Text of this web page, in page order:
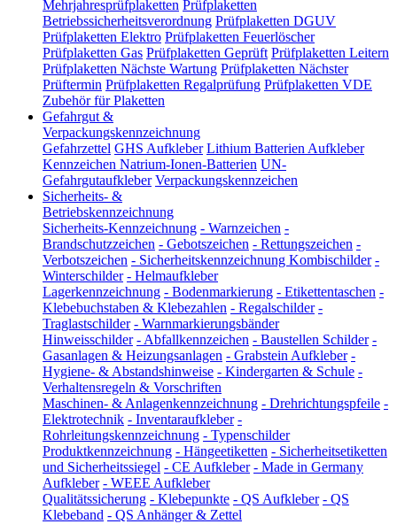
Mehrjahresprüfplaketten Prüfplaketten
Betriebssicherheitsverordnung Prüfplaketten DGUV
Prüfplaketten Elektro Prüfplaketten Feuerlöscher
Prüfplaketten Gas Prüfplaketten Geprüft Prüfplaketten Leitern
Prüfplaketten Nächste Wartung Prüfplaketten Nächster
Prüftermin Prüfplaketten Regalprüfung Prüfplaketten VDE
Zubehör für Plaketten
Gefahrgut &
Verpackungskennzeichnung
Gefahrzettel GHS Aufkleber Lithium Batterien Aufkleber
Kennzeichen Natrium-Ionen-Batterien UN-
Gefahrgutaufkleber Verpackungskennzeichen
Sicherheits- &
Betriebskennzeichnung
Sicherheits-Kennzeichnung - Warnzeichen -
Brandschutzzeichen - Gebotszeichen - Rettungszeichen -
Verbotszeichen - Sicherheitskennzeichnung Kombischilder -
Winterschilder - Helmaufkleber
Lagerkennzeichnung - Bodenmarkierung - Etikettentaschen -
Klebebuchstaben & Klebezahlen - Regalschilder -
Traglastschilder - Warnmarkierungsbänder
Hinweisschilder - Abfallkennzeichen - Baustellen Schilder -
Gasanlagen & Heizungsanlagen - Grabstein Aufkleber -
Hygiene- & Abstandshinweise - Kindergarten & Schule -
Verhaltensregeln & Vorschriften
Maschinen- & Anlagenkennzeichnung - Drehrichtungspfeile -
Elektrotechnik - Inventaraufkleber -
Rohrleitungskennzeichnung - Typenschilder
Produktkennzeichnung - Hängeetiketten - Sicherheitsetiketten
und Sicherheitssiegel - CE Aufkleber - Made in Germany
Aufkleber - WEEE Aufkleber
Qualitätssicherung - Klebepunkte - QS Aufkleber - QS
Klebeband - QS Anhänger & Zettel